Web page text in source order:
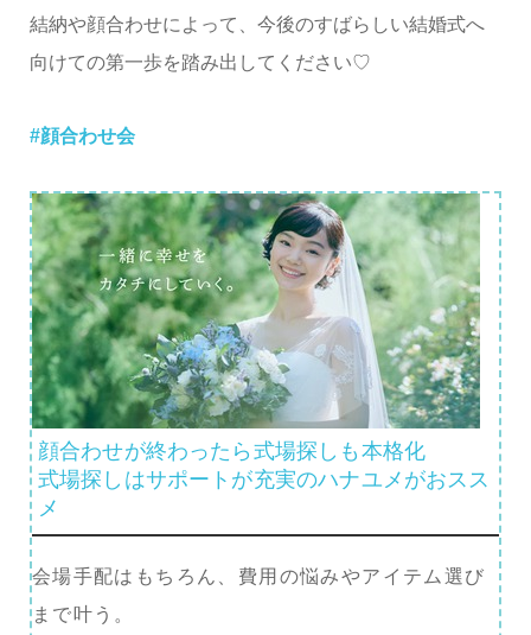
結納や顔合わせによって、今後のすばらしい結婚式へ
向けての第一歩を踏み出してください♡
#顔合わせ会
顔合わせが終わったら式場探しも本格化
式場探しはサポートが充実のハナユメがおスス
メ
会場手配はもちろん、費用の悩みやアイテム選び
まで叶う。